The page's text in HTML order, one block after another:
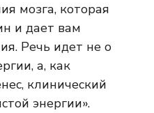
мозга, которая
и дает вам
Речь идет не о
а, как
клинический
энергии».